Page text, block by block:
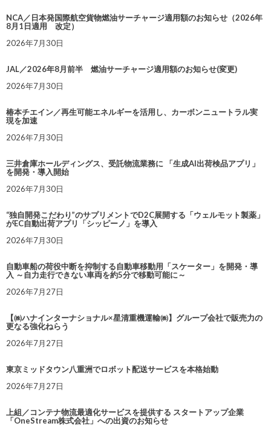
NCA／日本発国際航空貨物燃油サーチャージ適用額のお知らせ（2026年
8月1日適用 改定）
2026年7月30日
JAL／2026年8月前半 燃油サーチャージ適用額のお知らせ(変更)
2026年7月30日
椿本チエイン／再生可能エネルギーを活用し、カーボンニュートラル実
現を加速
2026年7月30日
三井倉庫ホールディングス、受託物流業務に 「生成AI出荷検品アプリ」
を開発・導入開始
2026年7月30日
“独自開発こだわり”のサプリメントでD2C展開する「ウェルモット製薬」
がEC自動出荷アプリ「シッピーノ」を導入
2026年7月30日
自動車船の荷役中断を抑制する自動車移動用「スケーター」を開発・導
入 ～自力走行できない車両を約5分で移動可能に～
2026年7月27日
【㈱ハナインターナショナル×星清重機運輸㈱】グループ会社で販売力の
更なる強化ねらう
2026年7月27日
東京ミッドタウン八重洲でロボット配送サービスを本格始動
2026年7月27日
上組／コンテナ物流最適化サービスを提供する スタートアップ企業
「OneStream株式会社」への出資のお知らせ